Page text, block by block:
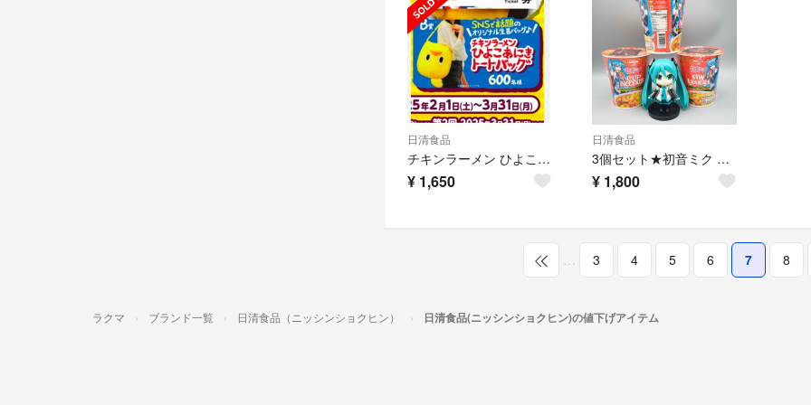
日清食品
チキンラーメン ひよこあにきバッグ
¥ 1,650
日清食品
3個セット★初音ミク 限定販売★日清カップヌードル★トムヤムクン クリーミー味
¥ 1,800
3 4 5 6 7 8
ラクマ ブランド一覧 日清食品（ニッシンショクヒン） 日清食品(ニッシンショクヒン)の値下げアイテム